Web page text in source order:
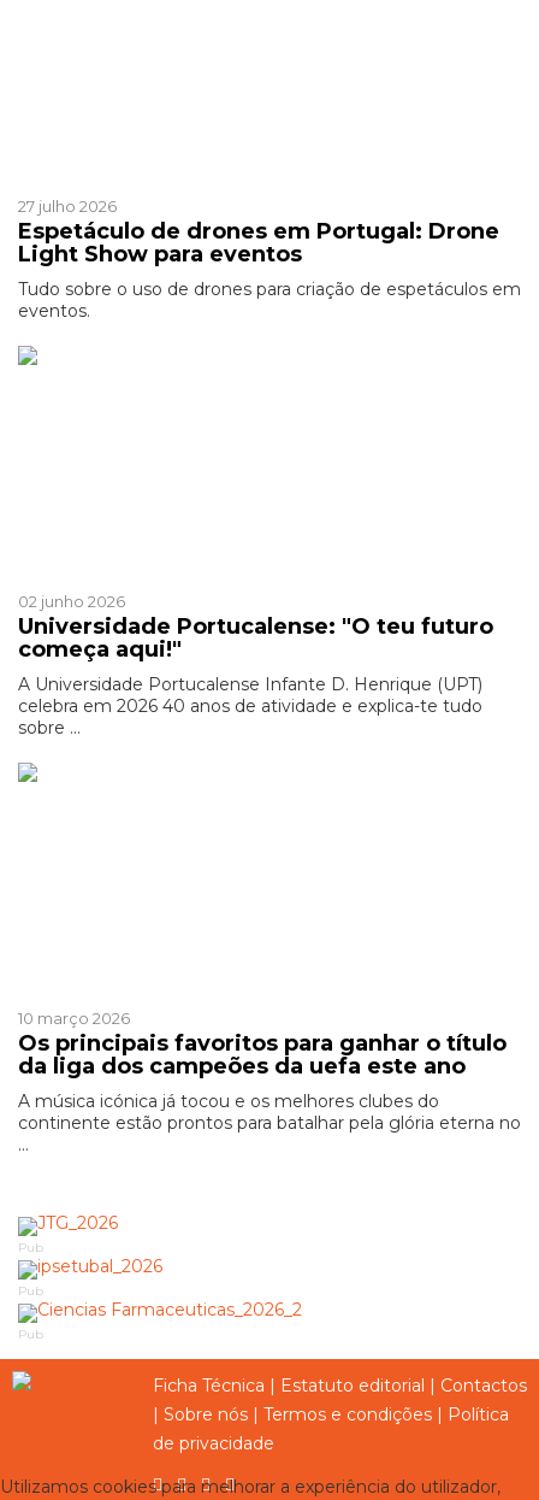
27 julho 2026
Espetáculo de drones em Portugal: Drone
Light Show para eventos
Tudo sobre o uso de drones para criação de espetáculos em
eventos.
02 junho 2026
Universidade Portucalense: "O teu futuro
começa aqui!"
A Universidade Portucalense Infante D. Henrique (UPT)
celebra em 2026 40 anos de atividade e explica-te tudo
sobre ...
10 março 2026
Os principais favoritos para ganhar o título
da liga dos campeões da uefa este ano
A música icónica já tocou e os melhores clubes do
continente estão prontos para batalhar pela glória eterna no
...
Pub
Pub
Pub
Ficha Técnica | Estatuto editorial | Contactos
| Sobre nós | Termos e condições | Política
de privacidade
Utilizamos cookies para melhorar a experiência do utilizador,